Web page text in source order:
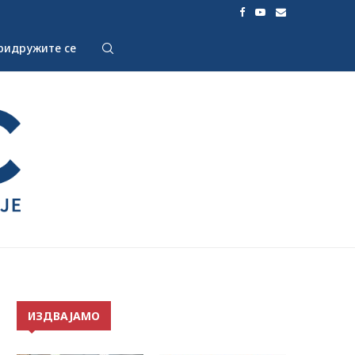
се
ИЗДВАЈАМО